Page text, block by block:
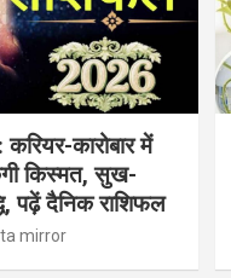
कारोबार में
किस्मत, सुख-
पढ़ें दैनिक राशिफल
mirror